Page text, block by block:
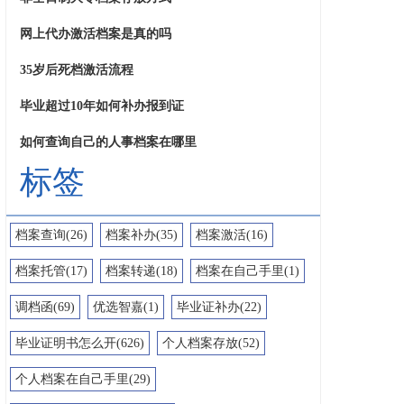
网上代办激活档案是真的吗
35岁后死档激活流程
毕业超过10年如何补办报到证
如何查询自己的人事档案在哪里
标签
档案查询(26) 档案补办(35) 档案激活(16)
档案托管(17) 档案转递(18) 档案在自己手里(1)
调档函(69) 优选智嘉(1) 毕业证补办(22)
毕业证明书怎么开(626) 个人档案存放(52)
个人档案在自己手里(29)